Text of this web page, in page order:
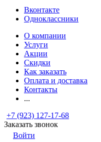
Вконтакте
Одноклассники
О компании
Услуги
Акции
Скидки
Как заказать
Оплата и доставка
Контакты
...
+7 (923) 127-17-68
Заказать звонок
Войти